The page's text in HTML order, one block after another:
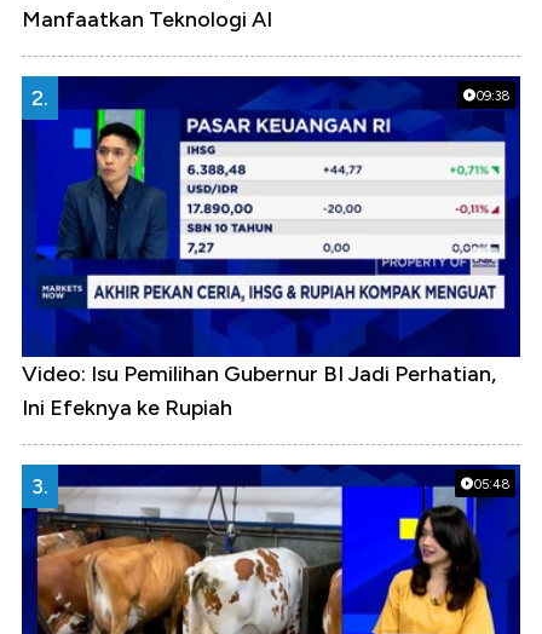
Manfaatkan Teknologi AI
09:38
2.
Video: Isu Pemilihan Gubernur BI Jadi Perhatian,
Ini Efeknya ke Rupiah
05:48
3.